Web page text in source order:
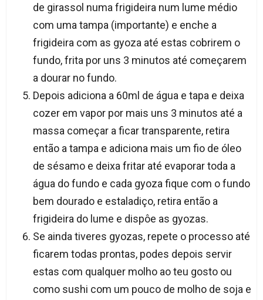
de girassol numa frigideira num lume médio
com uma tampa (importante) e enche a
frigideira com as gyoza até estas cobrirem o
fundo, frita por uns 3 minutos até começarem
a dourar no fundo.
Depois adiciona a 60ml de água e tapa e deixa
cozer em vapor por mais uns 3 minutos até a
massa começar a ficar transparente, retira
então a tampa e adiciona mais um fio de óleo
de sésamo e deixa fritar até evaporar toda a
água do fundo e cada gyoza fique com o fundo
bem dourado e estaladiço, retira então a
frigideira do lume e dispôe as gyozas.
Se ainda tiveres gyozas, repete o processo até
ficarem todas prontas, podes depois servir
estas com qualquer molho ao teu gosto ou
como sushi com um pouco de molho de soja e